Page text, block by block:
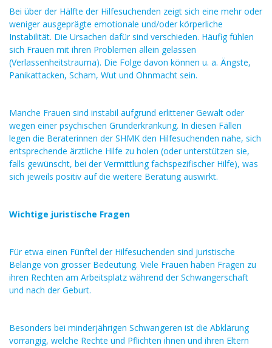
Bei über der Hälfte der Hilfesuchenden zeigt sich eine mehr oder
weniger ausgeprägte emotionale und/oder körperliche
Instabilität. Die Ursachen dafür sind verschieden. Häufig fühlen
sich Frauen mit ihren Problemen allein gelassen
(Verlassenheitstrauma). Die Folge davon können u. a. Ängste,
Panikattacken, Scham, Wut und Ohnmacht sein.
Manche Frauen sind instabil aufgrund erlittener Gewalt oder
wegen einer psychischen Grunderkrankung. In diesen Fällen
legen die Beraterinnen der SHMK den Hilfesuchenden nahe, sich
entsprechende ärztliche Hilfe zu holen (oder unterstützen sie,
falls gewünscht, bei der Vermittlung fachspezifischer Hilfe), was
sich jeweils positiv auf die weitere Beratung auswirkt.
Wichtige juristische Fragen
Für etwa einen Fünftel der Hilfesuchenden sind juristische
Belange von grosser Bedeutung. Viele Frauen haben Fragen zu
ihren Rechten am Arbeitsplatz während der Schwangerschaft
und nach der Geburt.
Besonders bei minderjährigen Schwangeren ist die Abklärung
vorrangig, welche Rechte und Pflichten ihnen und ihren Eltern